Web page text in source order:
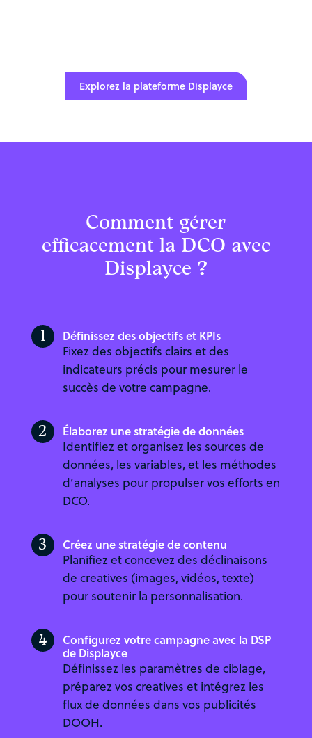
Explorez la plateforme Displayce
Comment gérer
efficacement la DCO avec
Displayce ?
1 Définissez des objectifs et KPIs
Fixez des objectifs clairs et des
indicateurs précis pour mesurer le
succès de votre campagne.
2 Élaborez une stratégie de données
Identifiez et organisez les sources de
données, les variables, et les méthodes
d’analyses pour propulser vos efforts en
DCO.
3 Créez une stratégie de contenu
Planifiez et concevez des déclinaisons
de creatives (images, vidéos, texte)
pour soutenir la personnalisation.
4
Configurez votre campagne avec la DSP
de Displayce
Définissez les paramètres de ciblage,
préparez vos creatives et intégrez les
flux de données dans vos publicités
DOOH.